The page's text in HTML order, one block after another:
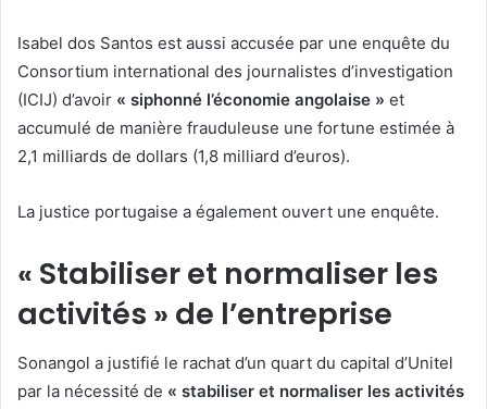
Isabel dos Santos est aussi accusée par une enquête du
Consortium international des journalistes d’investigation
(ICIJ) d’avoir « siphonné l’économie angolaise » et
accumulé de manière frauduleuse une fortune estimée à
2,1 milliards de dollars (1,8 milliard d’euros).
La justice portugaise a également ouvert une enquête.
« Stabiliser et normaliser les
activités » de l’entreprise
Sonangol a justifié le rachat d’un quart du capital d’Unitel
par la nécessité de « stabiliser et normaliser les activités